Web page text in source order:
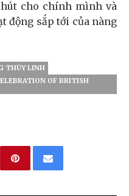
cho chính mình và
động sắp tới của nàng
THÙY LINH
OF BRITISH